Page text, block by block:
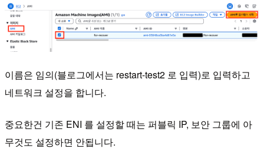
이름은 임의(블로그에서는 restart-test2 로 입력)로 입력하고
네트워크 설정을 합니다.
중요한건 기존 ENI 를 설정할 때는 퍼블릭 IP, 보안 그룹에 아
무것도 설정하면 안됩니다.